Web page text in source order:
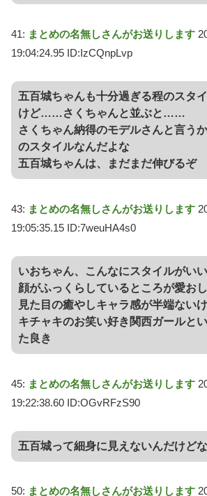
41: まとめの名無しさんがお送りします
19:04:24.95 ID:IzCQnpLvp
五百城ちゃんも十分過ぎる程のスタ
けど……さくちゃんと並ぶと……
さくちゃん納得のモデルさんと言う
のスタイルなんだよな
五百城ちゃんは、まだまだ伸びるぞ
43: まとめの名無しさんがお送りします
19:05:35.15 ID:7weuHA4s0
いおちゃん、こんなにスタイルがい
顔がふっくらしているところが愛お
見た目の癒やしキャラ感が半端ない
キチャキのお笑い好き関西ガールと
た良き
45: まとめの名無しさんがお送りします
19:22:38.60 ID:OGvRFzS90
五百城って細身に見えないんだけど
50: まとめの名無しさんがお送りします